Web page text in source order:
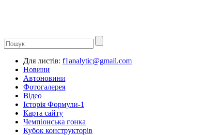
Для листів: f1analytic@gmail.com
Новини
Автоновини
Фотогалерея
Відео
Історія Формули-1
Карта сайту
Чемпіонська гонка
Кубок конструкторів